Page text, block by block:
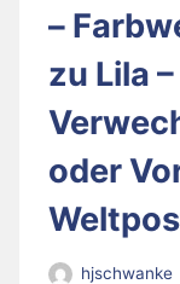
–
zu Lila –
oder
hjschwanke